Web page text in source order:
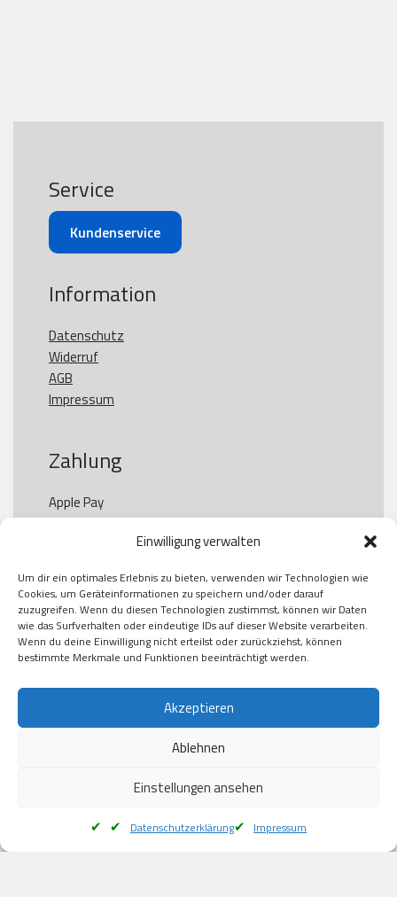
Einwilligung verwalten
Um dir ein optimales Erlebnis zu bieten, verwenden wir Technologien wie
Cookies, um Geräteinformationen zu speichern und/oder darauf
zuzugreifen. Wenn du diesen Technologien zustimmst, können wir Daten
wie das Surfverhalten oder eindeutige IDs auf dieser Website verarbeiten.
Wenn du deine Einwilligung nicht erteilst oder zurückziehst, können
bestimmte Merkmale und Funktionen beeinträchtigt werden.
Akzeptieren
Ablehnen
Einstellungen ansehen
Datenschutzerklärung Impressum
Service
Kundenservice
Information
Datenschutz
Widerruf
AGB
Impressum
Zahlung
Apple Pay
Paypal
Kauf auf Rechung
Klarna
American Express